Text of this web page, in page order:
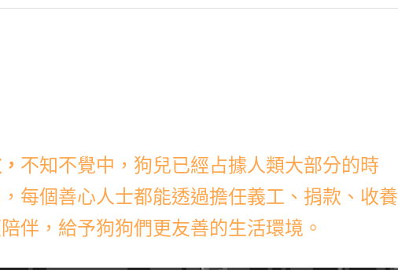
不知不覺中，狗兒已經占據人類大部分的時
每個善心人士都能透過擔任義工、捐款、收養
伴，給予狗狗們更友善的生活環境。